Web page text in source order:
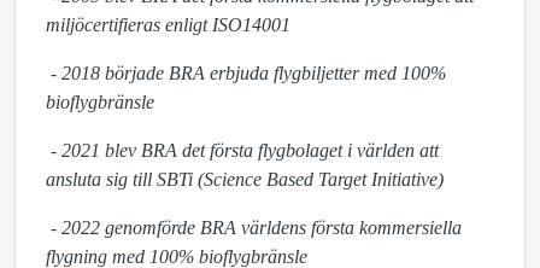
miljöcertifieras enligt ISO14001
- 2018 började BRA erbjuda flygbiljetter med 100%
bioflygbränsle
- 2021 blev BRA det första flygbolaget i världen att
ansluta sig till SBTi (Science Based Target Initiative)
- 2022 genomförde BRA världens första kommersiella
flygning med 100% bioflygbränsle